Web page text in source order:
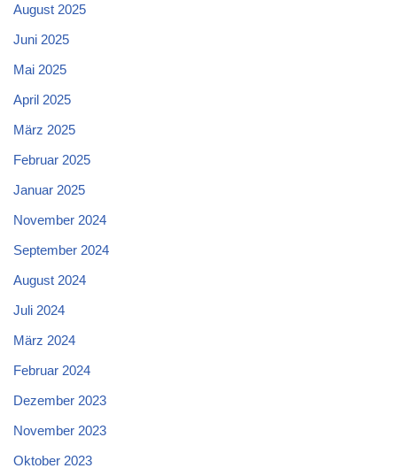
August 2025
Juni 2025
Mai 2025
April 2025
März 2025
Februar 2025
Januar 2025
November 2024
September 2024
August 2024
Juli 2024
März 2024
Februar 2024
Dezember 2023
November 2023
Oktober 2023